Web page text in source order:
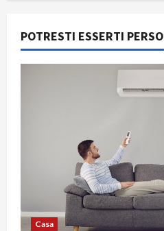
POTRESTI ESSERTI PERSO
Casa